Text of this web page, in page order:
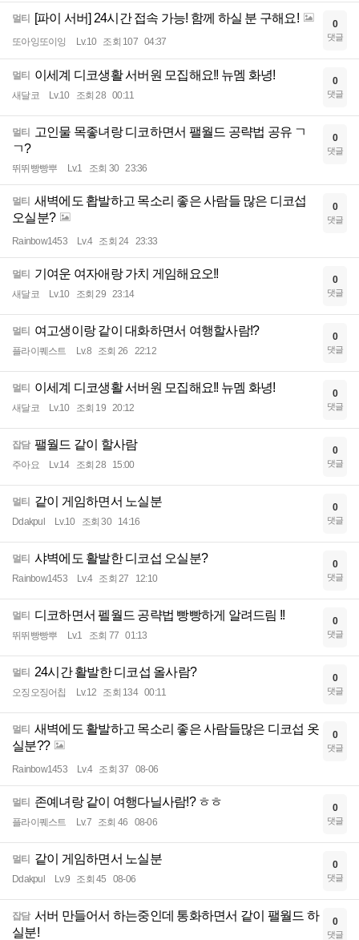
멀티 [파이 서버] 24시간 접속 가능! 함께 하실 분 구해요!
또아잉또이잉 Lv.10 조회 107 04:37
0
댓글
멀티 이세계 디코생활 서버원 모집해요!! 뉴멤 화녕!
새달코 Lv.10 조회 28 00:11
0
댓글
멀티
고인물 목좋녀랑 디코하면서 팰월드 공략법 공유 ㄱ
ㄱ?
뛰뛰빵빵뿌 Lv.1 조회 30 23:36
0
댓글
멀티 새벽에도 홥발하고 목소리 좋은 사람들 많은 디코섭
오실분?
Rainbow1453 Lv.4 조회 24 23:33
0
댓글
멀티 기여운 여자애랑 가치 게임해요오!!
새달코 Lv.10 조회 29 23:14
0
댓글
멀티 여고생이랑 같이 대화하면서 여행할사람!?
플라이퀘스트 Lv.8 조회 26 22:12
0
댓글
멀티 이세계 디코생활 서버원 모집해요!! 뉴멤 화녕!
새달코 Lv.10 조회 19 20:12
0
댓글
잡담 팰월드 같이 할사람
주아요 Lv.14 조회 28 15:00
0
댓글
멀티 같이 게임하면서 노실분
Ddakpul Lv.10 조회 30 14:16
0
댓글
멀티 샤벽에도 활발한 디코섭 오실분?
Rainbow1453 Lv.4 조회 27 12:10
0
댓글
멀티 디코하면서 펠월드 공략법 빵빵하게 알려드림 !!
뛰뛰빵빵뿌 Lv.1 조회 77 01:13
0
댓글
멀티 24시간 활발한 디코섭 올사람?
오징오징어칩 Lv.12 조회 134 00:11
0
댓글
멀티 새벽에도 활발하고 목소리 좋은 사람들많은 디코섭 옷
실분??
Rainbow1453 Lv.4 조회 37 08-06
0
댓글
멀티 존예녀랑 같이 여행다닐사람!? ㅎㅎ
플라이퀘스트 Lv.7 조회 46 08-06
0
댓글
멀티 같이 게임하면서 노실분
Ddakpul Lv.9 조회 45 08-06
0
댓글
잡담 서버 만들어서 하는중인데 통화하면서 같이 팰월드 하
실분!
0
댓글